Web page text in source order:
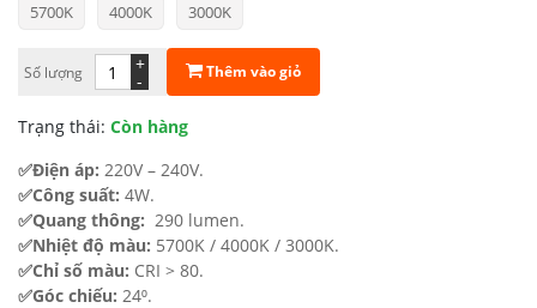
là:
81.000 ₫.
tại
56.700 ₫.
5700K 4000K 3000K
Số lượng -
+ Thêm vào giỏ
Trạng thái: Còn hàng
✅Điện áp: 220V – 240V.
✅Công suất: 4W.
✅Quang thông: 290 lumen.
✅Nhiệt độ màu: 5700K / 4000K / 3000K.
✅Chỉ số màu: CRI > 80.
✅Góc chiếu: 24⁰.